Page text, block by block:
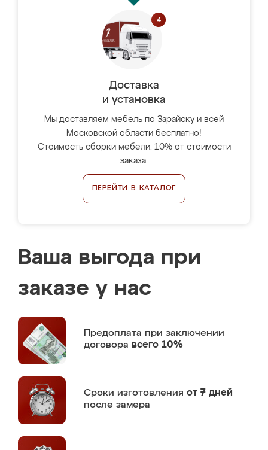
Доставка
и установка
Мы доставляем мебель по Зарайску и всей
Московской области бесплатно!
Стоимость сборки мебели: 10% от стоимости
заказа.
ПЕРЕЙТИ В КАТАЛОГ
Ваша выгода при
заказе у нас
Предоплата при заключении
договора всего 10%
Сроки изготовления от 7 дней
после замера